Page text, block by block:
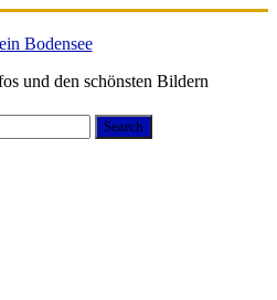
und den schönsten Bildern